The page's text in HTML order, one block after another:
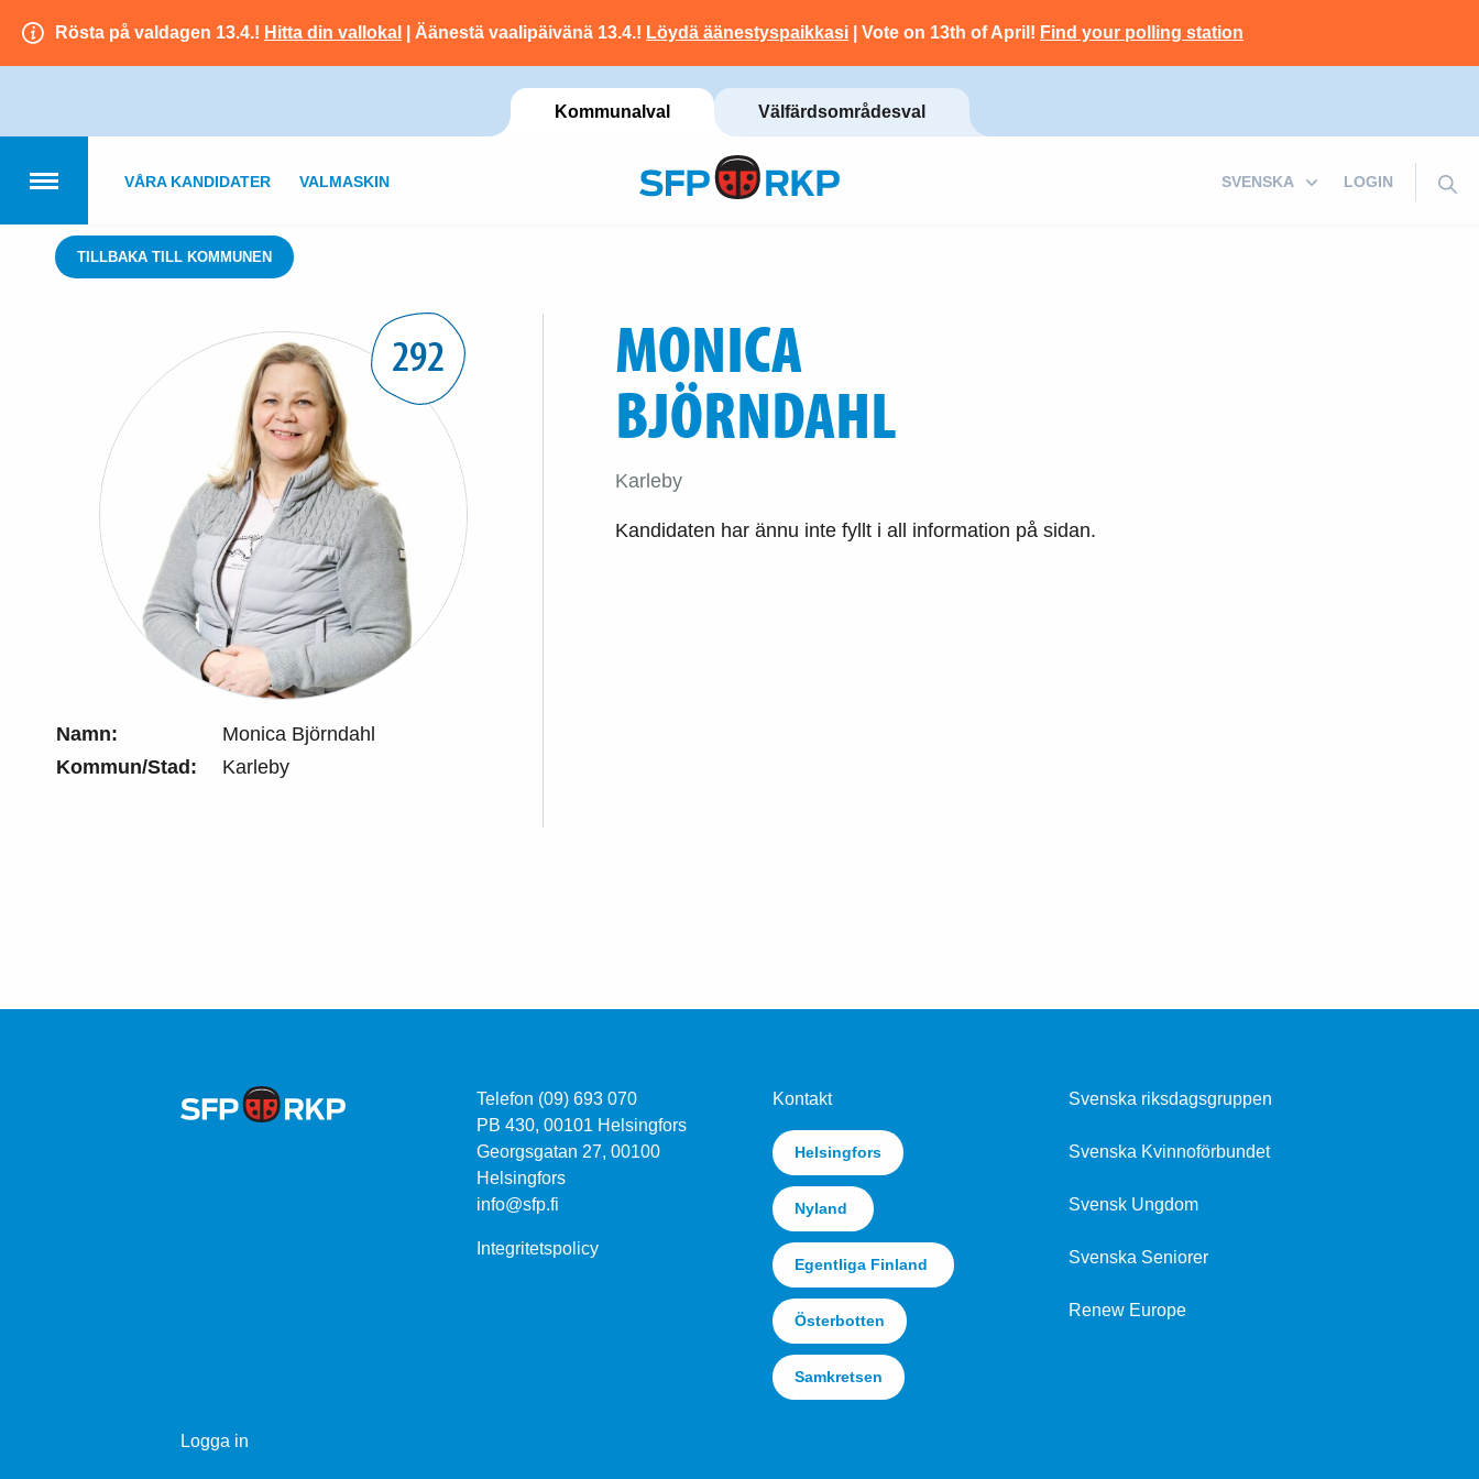
Rösta på valdagen 13.4.! Hitta din vallokal | Äänestä vaalipäivänä 13.4.! Löydä äänestyspaikkasi | Vote on 13th of April! Find your polling station
Kommunalval Välfärdsområdesval
LOGIN
VÅRA KANDIDATER VALMASKIN
TILLBAKA TILL KOMMUNEN
292
Namn:
Monica Björndahl
Kommun/Stad:
Karleby
MONICA
BJÖRNDAHL
Karleby
Kandidaten har ännu inte fyllt i all information på sidan.
Telefon (09) 693 070
PB 430, 00101 Helsingfors
Georgsgatan 27, 00100
Helsingfors
info@sfp.fi
Integritetspolicy
Kontakt
Helsingfors
Nyland
Egentliga Finland
Österbotten
Samkretsen
Svenska riksdagsgruppen
Svenska Kvinnoförbundet
Svensk Ungdom
Svenska Seniorer
Renew Europe
Logga in